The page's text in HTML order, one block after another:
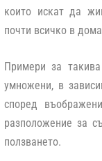
които искат да
почти всичко в
Примери за
умножени, в
според
разположение за
ползването.